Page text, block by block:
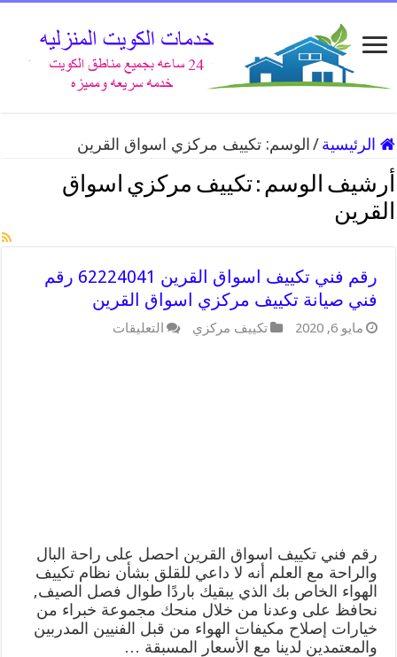
الرئيسية / الوسم:تكييف مركزي اسواق القرين
أرشيف الوسم :تكييف مركزي اسواق
القرين
رقم فني تكييف اسواق القرين 62224041 رقم
فني صيانة تكييف مركزي اسواق القرين
مايو 6, 2020 تكييف مركزي التعليقات
مغلقة
رقم فني تكييف اسواق القرين احصل على راحة البال
والراحة مع العلم أنه لا داعي للقلق بشأن نظام تكييف
الهواء الخاص بك الذي يبقيك باردًا طوال فصل الصيف,
نحافظ على وعدنا من خلال منحك مجموعة خبراء من
خيارات إصلاح مكيفات الهواء من قبل الفنيين المدربين
والمعتمدين لدينا مع الأسعار المسبقة …